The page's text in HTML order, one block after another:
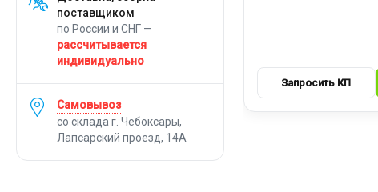
поставщиком
по России и СНГ —
рассчитывается
индивидуально
Самовывоз
со склада г. Чебоксары,
Лапсарский проезд, 14А